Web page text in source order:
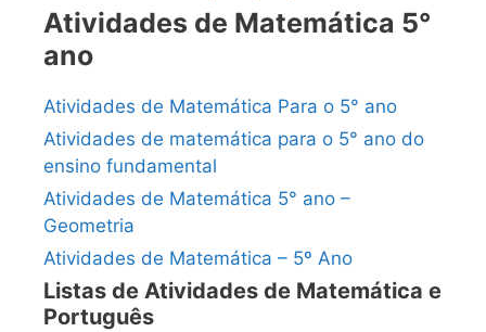
Atividades de Matemática 5°
ano
Atividades de Matemática Para o 5° ano
Atividades de matemática para o 5° ano do
ensino fundamental
Atividades de Matemática 5° ano –
Geometria
Atividades de Matemática – 5º Ano
Listas de Atividades de Matemática e
Português